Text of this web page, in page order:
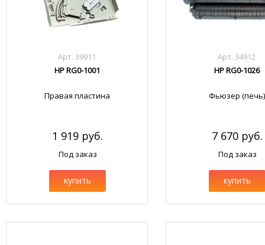
Арт. 39911
HP RG0-1001
Правая пластина
1 919 руб.
Под заказ
купить
Арт. 34912
HP RG0-1026
Фьюзер (печь)
7 670 руб.
Под заказ
купить